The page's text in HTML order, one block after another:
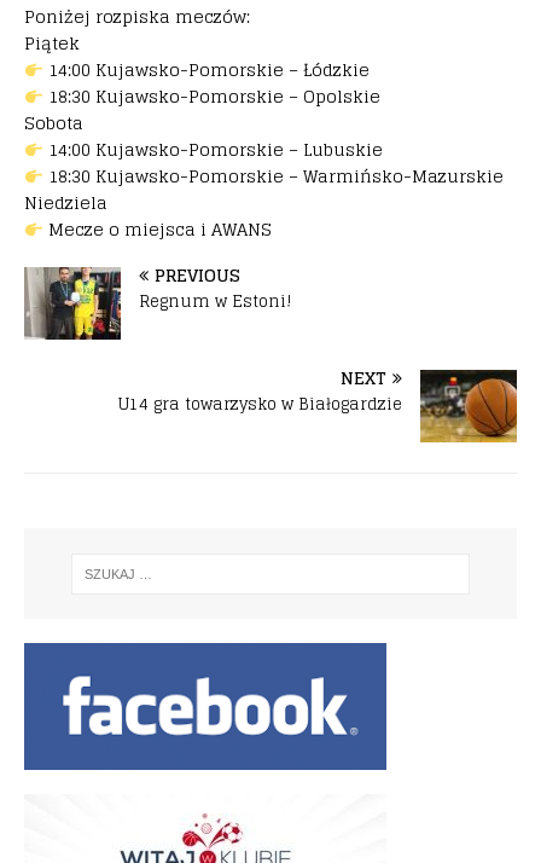
Poniżej rozpiska meczów:
Piątek
14:00 Kujawsko-Pomorskie – Łódzkie
18:30 Kujawsko-Pomorskie – Opolskie
Sobota
14:00 Kujawsko-Pomorskie – Lubuskie
18:30 Kujawsko-Pomorskie – Warmińsko-Mazurskie
Niedziela
Mecze o miejsca i AWANS
PREVIOUS
Regnum w Estoni!
NEXT
U14 gra towarzysko w Białogardzie